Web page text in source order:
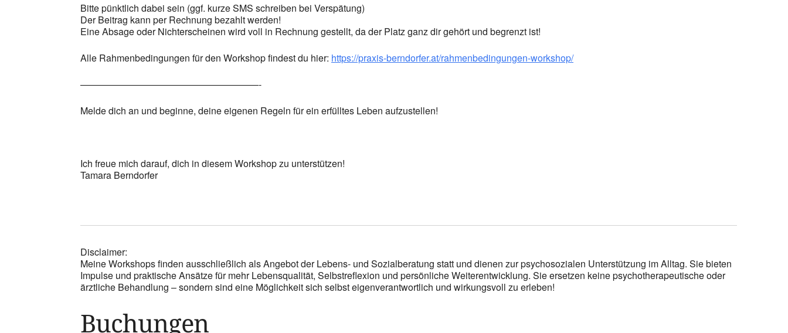
Bitte pünktlich dabei sein (ggf. kurze SMS schreiben bei Verspätung)
Der Beitrag kann per Rechnung bezahlt werden!
Eine Absage oder Nichterscheinen wird voll in Rechnung gestellt, da der Platz ganz dir gehört und begrenzt ist!
Alle Rahmenbedingungen für den Workshop findest du hier: https://praxis-berndorfer.at/rahmenbedingungen-workshop/
———————————————————-
Melde dich an und beginne, deine eigenen Regeln für ein erfülltes Leben aufzustellen!
Ich freue mich darauf, dich in diesem Workshop zu unterstützen!
Tamara Berndorfer
Disclaimer:
Meine Workshops finden ausschließlich als Angebot der Lebens- und Sozialberatung statt und dienen zur psychosozialen Unterstützung im Alltag. Sie bieten
Impulse und praktische Ansätze für mehr Lebensqualität, Selbstreflexion und persönliche Weiterentwicklung. Sie ersetzen keine psychotherapeutische oder
ärztliche Behandlung – sondern sind eine Möglichkeit sich selbst eigenverantwortlich und wirkungsvoll zu erleben!
Buchungen